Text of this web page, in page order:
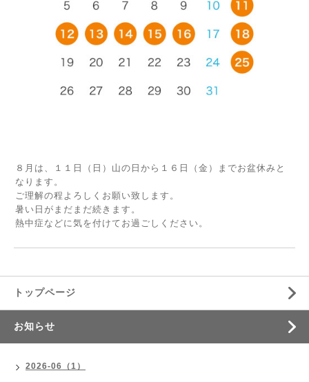
８月は、１１日（日）山の日から１６日（金）までお盆休みと
なります。
ご理解の程よろしくお願い致します。
暑い日がまだまだ続きます。
熱中症などに気を付けてお過ごしください。
トップページ
お知らせ
2026-06（1）